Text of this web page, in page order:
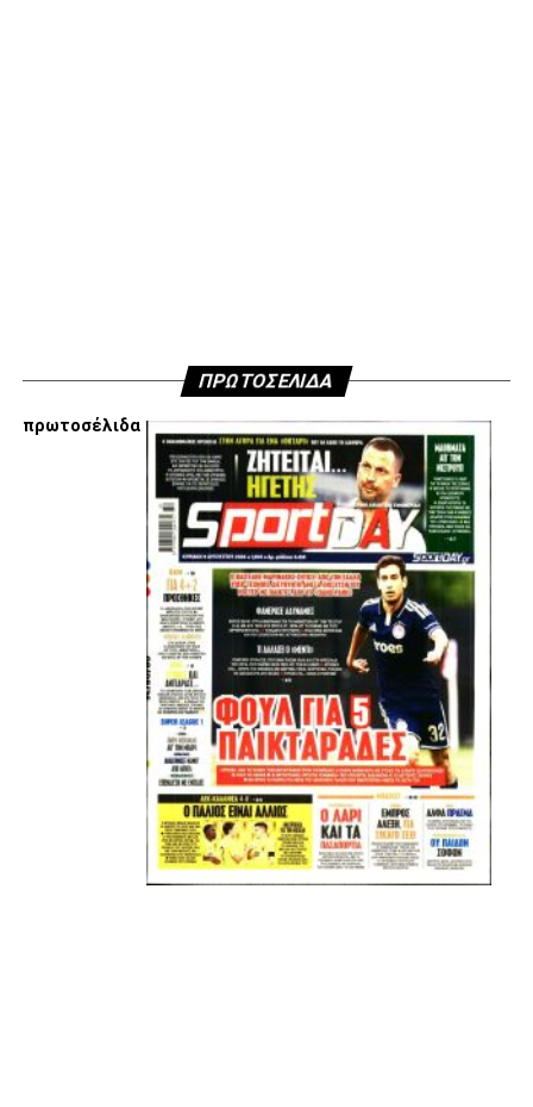
Εμείς είμαστε μόνο Π.Α.Ο.Κ.
Μόνο τα 4 γράμματα έχουν σημασία για εμάς και
ΚΑΝΕΝΑΣ δεν είναι πάνω απο αυτά τα ιερά γράμματα.
ADVERTISEMENT
ΑΜΠΑΛΑΕΑ, ΜΑΚΕΔΟΝΕΣ, ΤΟΥΜΠΑ, #031#
ΠΡΩΤΟΣΕΛΙΔΑ
πρωτοσέλιδα